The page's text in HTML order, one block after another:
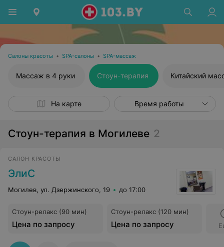
Салоны красоты • SPA-салоны • SPA-массаж
Массаж в 4 руки Стоун-терапия Китайский
На карте Время работы
Стоун-терапия в Могилеве 2
САЛОН КРАСОТЫ
ЭлиС
Могилев, ул. Дзержинского, 19 до 17:00
Стоун-релакс (90 мин)
Цена по запросу
Стоун-релакс (120 мин)
Цена по запросу